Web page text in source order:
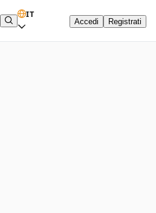
IT
Accedi Registrati